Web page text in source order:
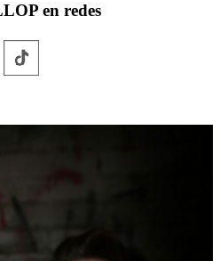
en redes